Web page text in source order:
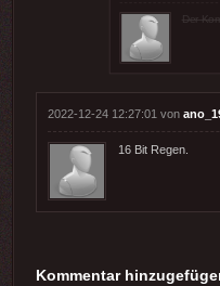
Der
2022-12-24 12:27:01 von
16 Bit Regen.
Kommentar